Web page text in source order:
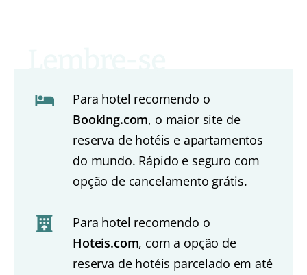
Para hotel recomendo o
Booking.com, o maior site de
reserva de hotéis e apartamentos
do mundo. Rápido e seguro com
opção de cancelamento grátis.
Para hotel recomendo o
Hoteis.com, com a opção de
reserva de hotéis parcelado em até